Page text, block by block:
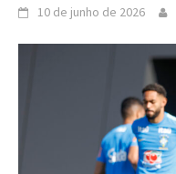
10 de junho de 2026